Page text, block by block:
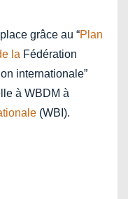
grâce au “Plan
la Fédération
internationale”
à WBDM à
(WBI).